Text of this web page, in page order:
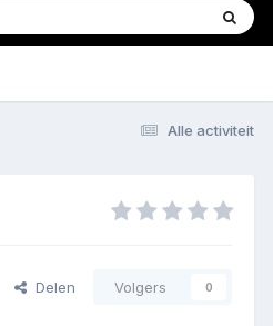
Alle activiteit
Delen Volgers 0